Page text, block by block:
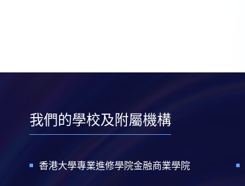
我們的學校及附屬機構
香港大學專業進修學院金融商業學院